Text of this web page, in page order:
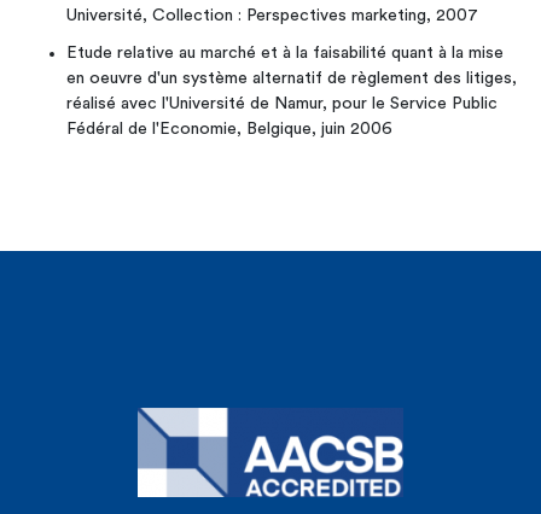
Université, Collection : Perspectives marketing, 2007
Etude relative au marché et à la faisabilité quant à la mise
en oeuvre d'un système alternatif de règlement des litiges,
réalisé avec l'Université de Namur, pour le Service Public
Fédéral de l'Economie, Belgique, juin 2006